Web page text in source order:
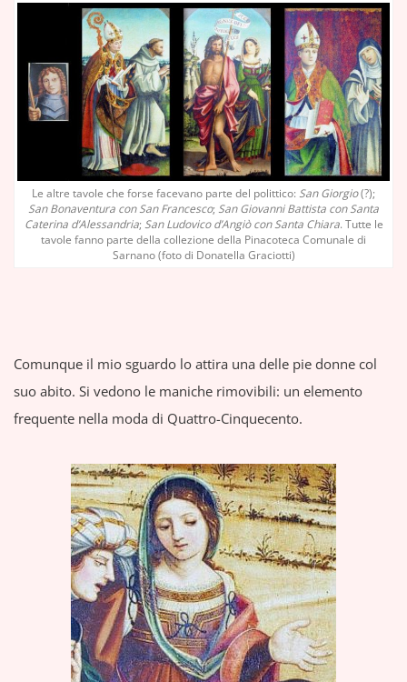
Le altre tavole che forse facevano parte del polittico: San Giorgio(?);
San Bonaventura con San Francesco; San Giovanni Battista con Santa
Caterina d’Alessandria; San Ludovico d’Angiò con Santa Chiara. Tutte le
tavole fanno parte della collezione della Pinacoteca Comunale di
Sarnano (foto di Donatella Graciotti)
Comunque il mio sguardo lo attira una delle pie donne col
suo abito. Si vedono le maniche rimovibili: un elemento
frequente nella moda di Quattro-Cinquecento.